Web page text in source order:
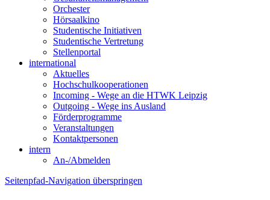
Orchester
Hörsaalkino
Studentische Initiativen
Studentische Vertretung
Stellenportal
international
Aktuelles
Hochschulkooperationen
Incoming - Wege an die HTWK Leipzig
Outgoing - Wege ins Ausland
Förderprogramme
Veranstaltungen
Kontaktpersonen
intern
An-/Abmelden
Seitenpfad-Navigation überspringen